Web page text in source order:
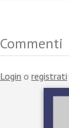
Commenti
Login o registrati